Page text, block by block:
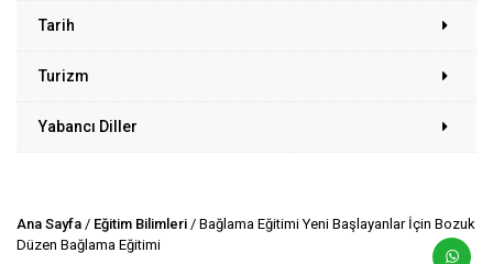
Tarih
Turizm
Yabancı Diller
Ana Sayfa / Eğitim Bilimleri / Bağlama Eğitimi Yeni Başlayanlar İçin Bozuk
Düzen Bağlama Eğitimi